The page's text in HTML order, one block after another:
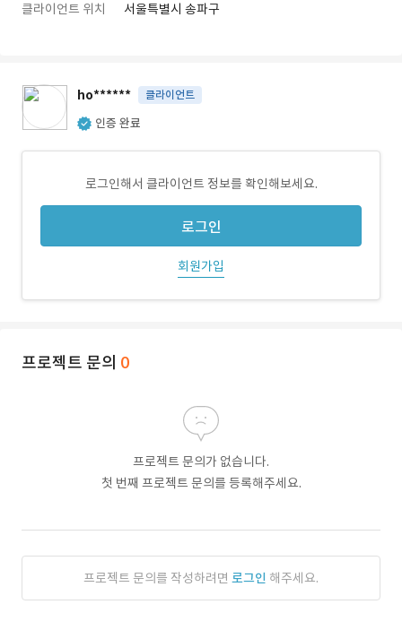
클라이언트 위치 서울특별시 송파구
ho****** 클라이언트
인증 완료
로그인해서 클라이언트 정보를 확인해보세요.
로그인
회원가입
프로젝트 문의 0
프로젝트 문의가 없습니다.
첫 번째 프로젝트 문의를 등록해주세요.
프로젝트 문의를 작성하려면 로그인 해주세요.